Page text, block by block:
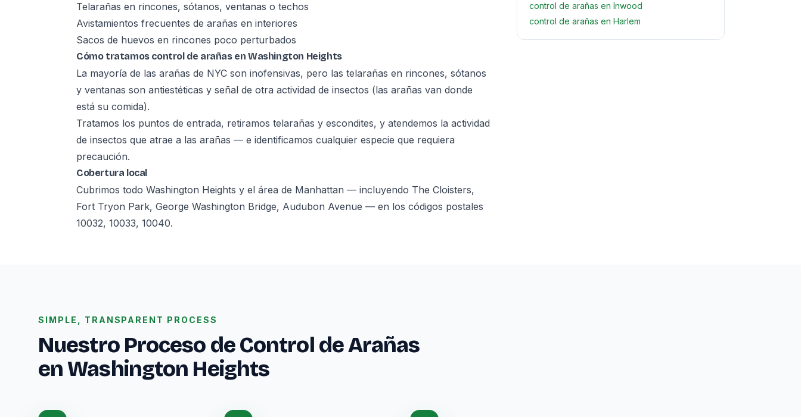
Telarañas en rincones, sótanos, ventanas o techos
Avistamientos frecuentes de arañas en interiores
Sacos de huevos en rincones poco perturbados
Cómo tratamos control de arañas en Washington Heights
La mayoría de las arañas de NYC son inofensivas, pero las telarañas en rincones, sótanos
y ventanas son antiestéticas y señal de otra actividad de insectos (las arañas van donde
está su comida).
Tratamos los puntos de entrada, retiramos telarañas y escondites, y atendemos la actividad
de insectos que atrae a las arañas — e identificamos cualquier especie que requiera
precaución.
Cobertura local
Cubrimos todo Washington Heights y el área de Manhattan — incluyendo The Cloisters,
Fort Tryon Park, George Washington Bridge, Audubon Avenue — en los códigos postales
10032, 10033, 10040.
control de arañas en Inwood
control de arañas en Harlem
SIMPLE, TRANSPARENT PROCESS
Nuestro Proceso de Control de Arañas
en Washington Heights